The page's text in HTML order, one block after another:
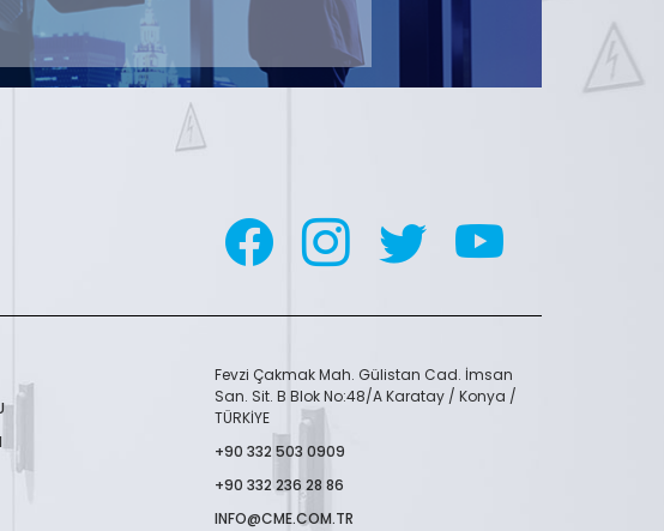
Fevzi Çakmak Mah. Gülistan Cad. İmsan
San. Sit. B Blok No:48/A Karatay / Konya /
TÜRKİYE
+90 332 503 0909
+90 332 236 28 86
INFO@CME.COM.TR